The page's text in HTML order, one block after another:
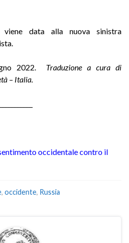
viene data alla nuova sinistra
2022. Traduzione a cura di
– Italia.
occidentale contro il
, occidente, Russia